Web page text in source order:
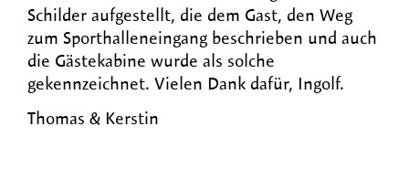
Schilder aufgestellt, die dem Gast, den Weg
zum Sporthalleneingang beschrieben und auch
die Gästekabine wurde als solche
gekennzeichnet. Vielen Dank dafür, Ingolf.
Thomas & Kerstin